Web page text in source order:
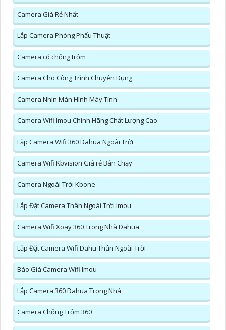
Camera Giá Rẻ Nhất
Lắp Camera Phòng Phẩu Thuật
Camera có chống trộm
Camera Cho Công Trình Chuyên Dụng
Camera Nhìn Màn Hình Máy Tính
Camera Wifi Imou Chính Hãng Chất Lượng Cao
Lắp Camera Wifi 360 Dahua Ngoài Trời
Camera Wifi Kbvision Giá rẻ Bán Chạy
Camera Ngoài Trời Kbone
Lắp Đặt Camera Thân Ngoài Trời Imou
Camera Wifi Xoay 360 Trong Nhà Dahua
Lắp Đặt Camera Wifi Dahu Thân Ngoài Trời
Báo Giá Camera Wifi Imou
Lắp Camera 360 Dahua Trong Nhà
Camera Chống Trộm 360